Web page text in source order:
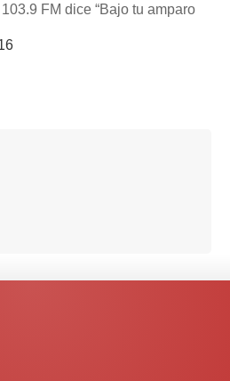
FM dice “Bajo tu amparo